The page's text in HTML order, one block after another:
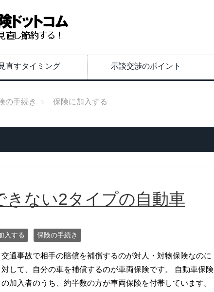
見直すタイミング 示談交渉のポイント
の手続き 保険に加入する
きない2タイプの自動車
入する 保険の手続き
交通事故で相手の賠償を補償するのが対人・対物保険なのに
対して、自分の車を補償するのが車両保険です。 自動車保険
の加入者のうち、約半数の方が車両保険を付帯しています。